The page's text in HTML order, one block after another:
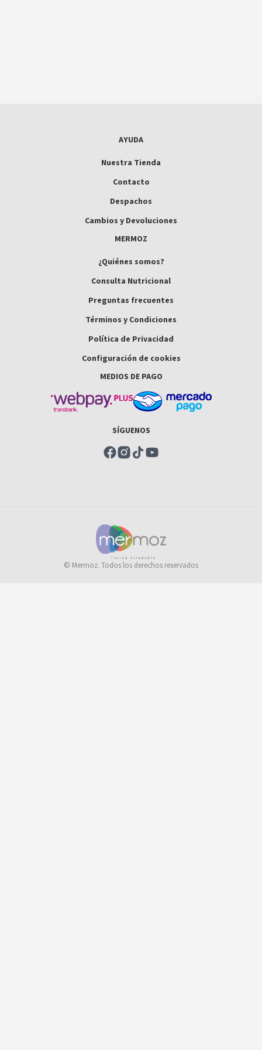
AYUDA
Nuestra Tienda
Contacto
Despachos
Cambios y Devoluciones
MERMOZ
¿Quiénes somos?
Consulta Nutricional
Preguntas frecuentes
Términos y Condiciones
Política de Privacidad
Configuración de cookies
MEDIOS DE PAGO
SÍGUENOS
© Mermoz. Todos los derechos reservados